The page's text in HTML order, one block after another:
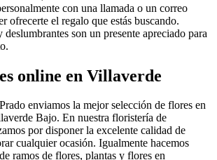
con una llamada o un correo
ofrecerte el regalo que estás buscando.
son un presente apreciado para
online en Villaverde
enviamos la mejor selección de flores en
Bajo. En nuestra floristería de
por disponer la excelente calidad de
cualquier ocasión. Igualmente hacemos
ramos de flores, plantas y flores en